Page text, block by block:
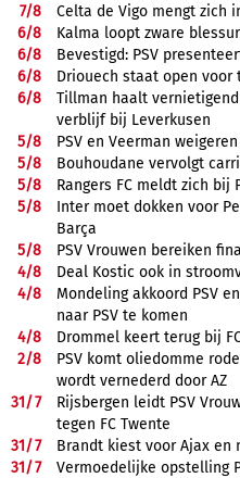
7/8
Celta de Vigo mengt zich
6/8
Kalma loopt zware
6/8
Bevestigd: PSV
6/8
Driouech staat open voor
6/8
Tillman haalt
verblijf bij Leverkusen
5/8
PSV en Veerman
5/8
Bouhoudane vervolgt
5/8
Rangers FC meldt zich bij
5/8
Inter moet dokken voor
Barça
5/8
PSV Vrouwen bereiken
4/8
Deal Kostic ook in
4/8
Mondeling akkoord PSV
naar PSV te komen
4/8
Drommel keert terug bij
2/8
PSV komt oliedomme
wordt vernederd door AZ
31/7
Rijsbergen leidt PSV
tegen FC Twente
31/7
Brandt kiest voor Ajax en
31/7
Vermoedelijke opstelling